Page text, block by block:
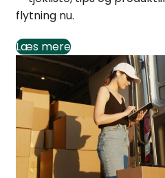
flytning nu.
Læs mere